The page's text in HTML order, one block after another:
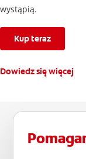
wystąpią.
Kup teraz
Dowiedz się więcej